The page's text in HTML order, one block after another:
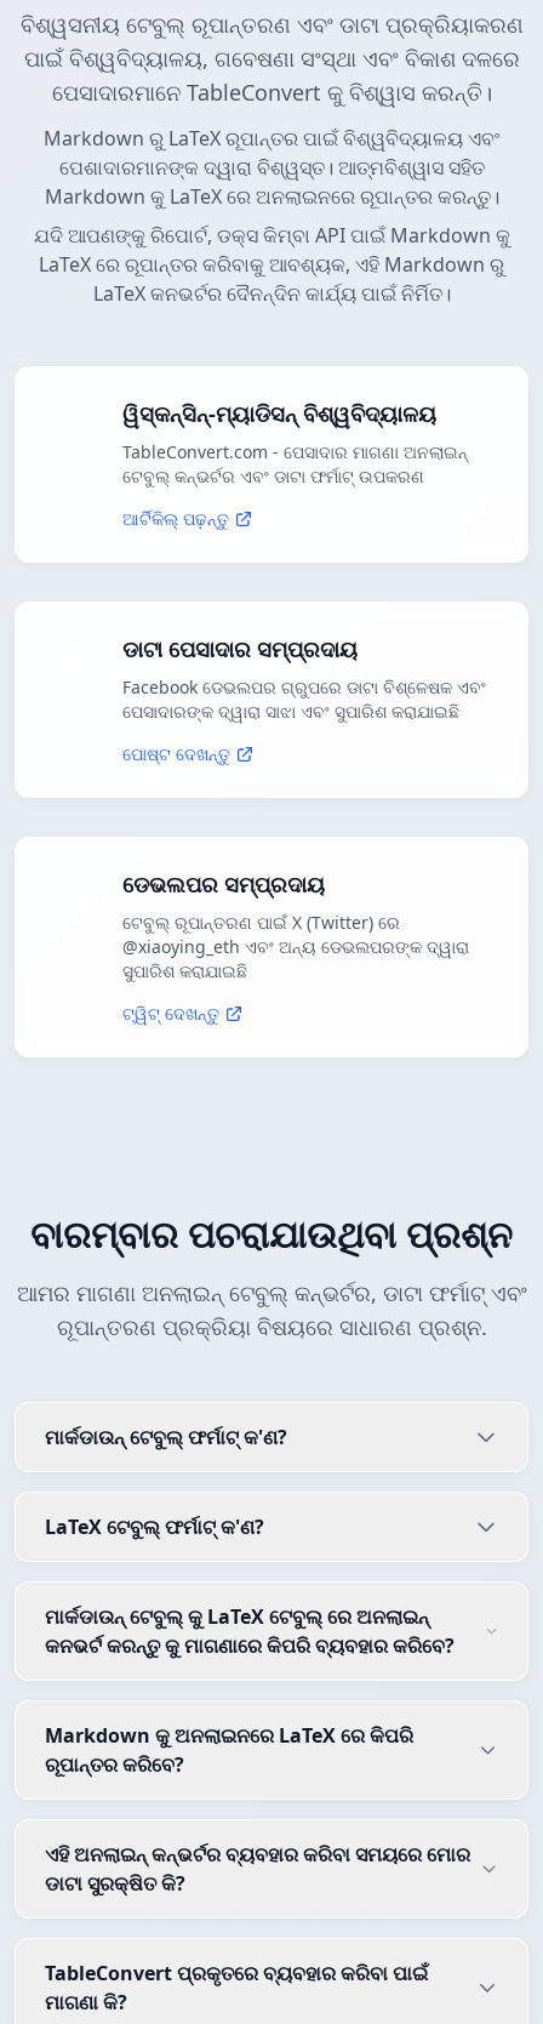
ବିଶ୍ୱସନୀୟ ଟେବୁଲ୍ ରୂପାନ୍ତରଣ ଏବଂ ଡାଟା ପ୍ରକ୍ରିୟାକରଣ
ପାଇଁ ବିଶ୍ୱବିଦ୍ୟାଳୟ, ଗବେଷଣା ସଂସ୍ଥା ଏବଂ ବିକାଶ ଦଳରେ
ପେସାଦାରମାନେ TableConvert କୁ ବିଶ୍ୱାସ କରନ୍ତି।
Markdown ରୁ LaTeX ରୂପାନ୍ତର ପାଇଁ ବିଶ୍ୱବିଦ୍ୟାଳୟ ଏବଂ
ପେଶାଦାରମାନଙ୍କ ଦ୍ୱାରା ବିଶ୍ୱସ୍ତ। ଆତ୍ମବିଶ୍ୱାସ ସହିତ
Markdown କୁ LaTeX ରେ ଅନଲାଇନରେ ରୂପାନ୍ତର କରନ୍ତୁ।
ଯଦି ଆପଣଙ୍କୁ ରିପୋର୍ଟ, ଡକ୍ସ କିମ୍ବା API ପାଇଁ Markdown କୁ
LaTeX ରେ ରୂପାନ୍ତର କରିବାକୁ ଆବଶ୍ୟକ, ଏହି Markdown ରୁ
LaTeX କନଭର୍ଟର ଦୈନନ୍ଦିନ କାର୍ଯ୍ୟ ପାଇଁ ନିର୍ମିତ।
ୱିସ୍କନ୍ସିନ୍-ମ୍ୟାଡିସନ୍ ବିଶ୍ୱବିଦ୍ୟାଳୟ
TableConvert.com - ପେସାଦାର ମାଗଣା ଅନଲାଇନ୍
ଟେବୁଲ୍ କନ୍ଭର୍ଟର ଏବଂ ଡାଟା ଫର୍ମାଟ୍ ଉପକରଣ
ଆର୍ଟିକିଲ୍ ପଢ଼ନ୍ତୁ
ଡାଟା ପେସାଦାର ସମ୍ପ୍ରଦାୟ
Facebook ଡେଭଲପର ଗ୍ରୁପରେ ଡାଟା ବିଶ୍ଳେଷକ ଏବଂ
ପେସାଦାରଙ୍କ ଦ୍ୱାରା ସାଝା ଏବଂ ସୁପାରିଶ କରାଯାଇଛି
ପୋଷ୍ଟ ଦେଖନ୍ତୁ
ଡେଭଲପର ସମ୍ପ୍ରଦାୟ
ଟେବୁଲ୍ ରୂପାନ୍ତରଣ ପାଇଁ X (Twitter) ରେ
@xiaoying_eth ଏବଂ ଅନ୍ୟ ଡେଭଲପରଙ୍କ ଦ୍ୱାରା
ସୁପାରିଶ କରାଯାଇଛି
ଟ୍ୱିଟ୍ ଦେଖନ୍ତୁ
ବାରମ୍ବାର ପଚରାଯାଉଥିବା ପ୍ରଶ୍ନ
ଆମର ମାଗଣା ଅନଲାଇନ୍ ଟେବୁଲ୍ କନ୍ଭର୍ଟର, ଡାଟା ଫର୍ମାଟ୍ ଏବଂ
ରୂପାନ୍ତରଣ ପ୍ରକ୍ରିୟା ବିଷୟରେ ସାଧାରଣ ପ୍ରଶ୍ନ.
ମାର୍କଡାଉନ୍ ଟେବୁଲ୍ ଫର୍ମାଟ୍ କ'ଣ?
LaTeX ଟେବୁଲ୍ ଫର୍ମାଟ୍ କ'ଣ?
ମାର୍କଡାଉନ୍ ଟେବୁଲ୍ କୁ LaTeX ଟେବୁଲ୍ ରେ ଅନଲାଇନ୍
କନଭର୍ଟ କରନ୍ତୁ କୁ ମାଗଣାରେ କିପରି ବ୍ୟବହାର କରିବେ?
Markdown କୁ ଅନଲାଇନରେ LaTeX ରେ କିପରି
ରୂପାନ୍ତର କରିବେ?
ଏହି ଅନଲାଇନ୍ କନ୍ଭର୍ଟର ବ୍ୟବହାର କରିବା ସମୟରେ ମୋର
ଡାଟା ସୁରକ୍ଷିତ କି?
TableConvert ପ୍ରକୃତରେ ବ୍ୟବହାର କରିବା ପାଇଁ
ମାଗଣା କି?